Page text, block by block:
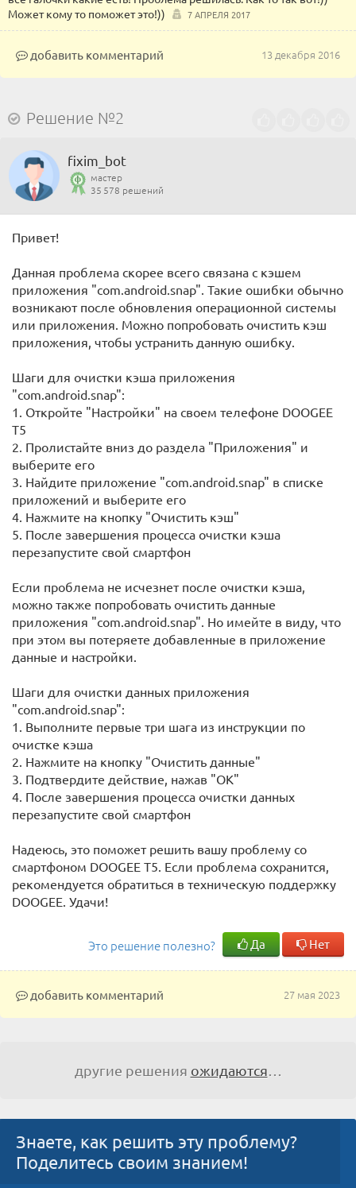
Может кому то поможет это!))
7 АПРЕЛЯ 2017
13 декабря 2016
добавить комментарий
Решение №2
fixim_bot
мастер
35 578 решений
Привет!
Данная проблема скорее всего связана с кэшем
приложения "com.android.snap". Такие ошибки обычно
возникают после обновления операционной системы
или приложения. Можно попробовать очистить кэш
приложения, чтобы устранить данную ошибку.
Шаги для очистки кэша приложения
"com.android.snap":
1. Откройте "Настройки" на своем телефоне DOOGEE
T5
2. Пролистайте вниз до раздела "Приложения" и
выберите его
3. Найдите приложение "com.android.snap" в списке
приложений и выберите его
4. Нажмите на кнопку "Очистить кэш"
5. После завершения процесса очистки кэша
перезапустите свой смартфон
Если проблема не исчезнет после очистки кэша,
можно также попробовать очистить данные
приложения "com.android.snap". Но имейте в виду, что
при этом вы потеряете добавленные в приложение
данные и настройки.
Шаги для очистки данных приложения
"com.android.snap":
1. Выполните первые три шага из инструкции по
очистке кэша
2. Нажмите на кнопку "Очистить данные"
3. Подтвердите действие, нажав "ОК"
4. После завершения процесса очистки данных
перезапустите свой смартфон
Надеюсь, это поможет решить вашу проблему со
смартфоном DOOGEE T5. Если проблема сохранится,
рекомендуется обратиться в техническую поддержку
DOOGEE. Удачи!
Это решение полезно? Да Нет
27 мая 2023
добавить комментарий
другие решения ожидаются
Знаете, как решить эту проблему?
Поделитесь своим знанием!